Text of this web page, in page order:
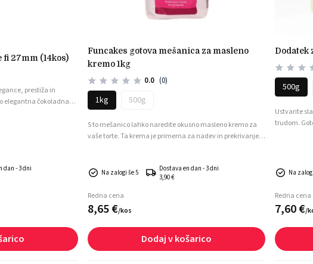
fi 27mm (14kos)
prestiža in
elegantna čokoladna
dan - 3 dni
funcakes gotova mešanica za masleno
kremo 1kg
0.0 (0)
1kg 500g
S to mešanico lahko naredite okusno masleno kremo za
vaše torte. Ta krema je primerna za nadev in prekrivanje
Na zalogi še 5
Dostava en dan - 3 dni
3,90 €
Redna cena
8,65€/kos
Dodaj v košarico
500g
Ustvarite
trudom.
Na
Redna cena
7,60€/